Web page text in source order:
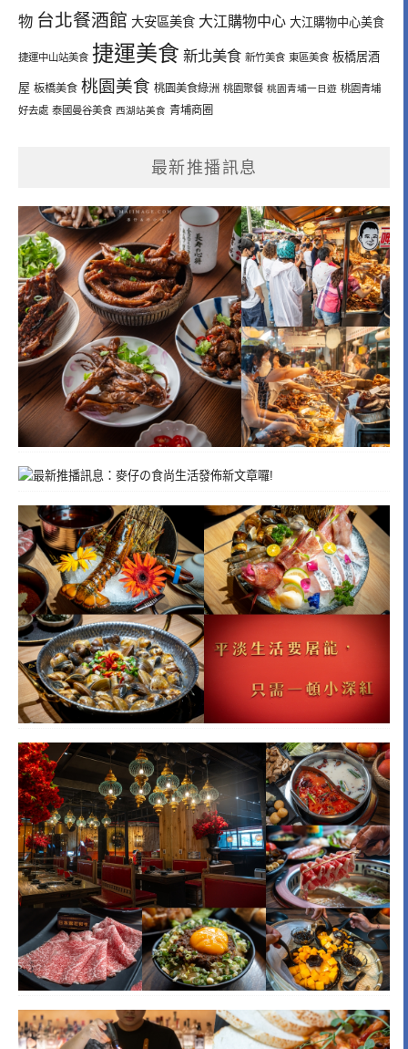
物 台北餐酒館 大安區美食 大江購物中心 大江購物中心美食
捷運中山站美食 捷運美食 新北美食 新竹美食 東區美食 板橋居酒
屋 板橋美食 桃園美食 桃園美食綠洲 桃園聚餐 桃園青埔一日遊 桃園青埔
好去處 泰國曼谷美食 西湖站美食 青埔商圈
最新推播訊息